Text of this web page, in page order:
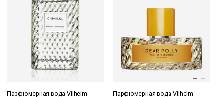
Парфюмерная вода Vilhelm
Парфюмерная вода Vilhelm